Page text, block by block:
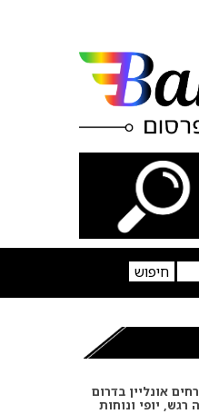
אונליין בדרום
רגש, יופי ונוחות